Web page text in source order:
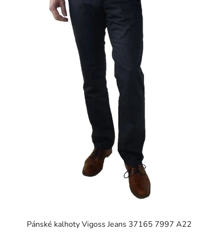
Pánské kalhoty Vigoss Jeans 37165 7997 A22